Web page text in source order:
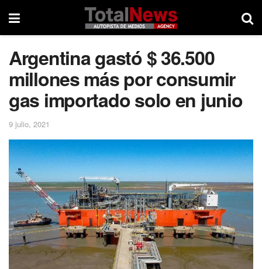
Argentina gastó $ 36.500
millones más por consumir
gas importado solo en junio
9 julio, 2021